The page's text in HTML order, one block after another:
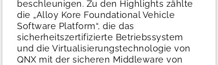
beschleunigen. Zu den Highlights zählte
die „Alloy Kore Foundational Vehicle
Software Platform“, die das
sicherheitszertifizierte Betriebssystem
und die Virtualisierungstechnologie von
QNX mit der sicheren Middleware von